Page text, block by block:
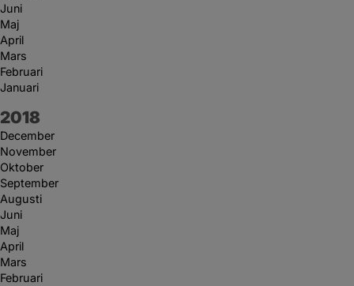
Juni
Maj
April
Mars
Februari
Januari
År:
2018
December
November
Oktober
September
Augusti
Juni
Maj
April
Mars
Februari